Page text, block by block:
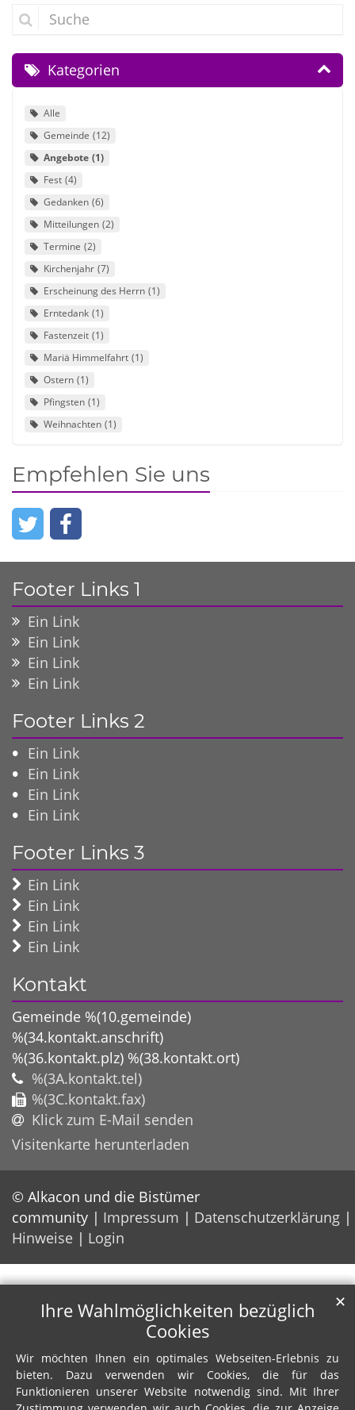
Suche
Kategorien
Alle
Gemeinde 12
Angebote 1
Fest 4
Gedanken 6
Mitteilungen 2
Termine 2
Kirchenjahr 7
Erscheinung des Herrn 1
Erntedank 1
Fastenzeit 1
Mariä Himmelfahrt 1
Ostern 1
Pfingsten 1
Weihnachten 1
Empfehlen Sie uns
Footer Links 1
Ein Link
Ein Link
Ein Link
Ein Link
Footer Links 2
Ein Link
Ein Link
Ein Link
Ein Link
Footer Links 3
Ein Link
Ein Link
Ein Link
Ein Link
Kontakt
Gemeinde %(10.gemeinde)
%(34.kontakt.anschrift)
%(36.kontakt.plz) %(38.kontakt.ort)
%(3A.kontakt.tel)
%(3C.kontakt.fax)
Klick zum E-Mail senden
Visitenkarte herunterladen
© Alkacon und die Bistümer
community
Impressum
Datenschutzerklärung
Hinweise
Login
Ihre Wahlmöglichkeiten bezüglich
Cookies
Wir möchten Ihnen ein optimales Webseiten-Erlebnis zu
bieten. Dazu verwenden wir Cookies, die für das
Funktionieren unserer Website notwendig sind. Mit Ihrer
✕